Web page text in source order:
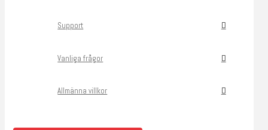
Support
Vanliga frågor
Allmänna villkor